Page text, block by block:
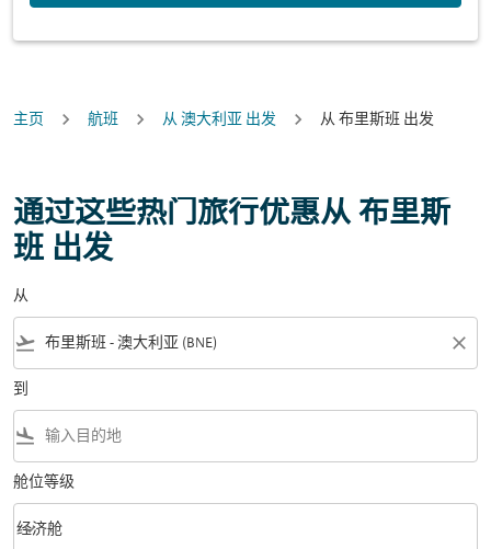
主页 航班 从 澳大利亚 出发 从 布里斯班 出发
通过这些热门旅行优惠从 布里斯
班 出发
从
flight_takeoff close
到
flight_land
舱位等级
舱位等级 option 经济舱 Selected
经济舱
keyboard_arrow_down